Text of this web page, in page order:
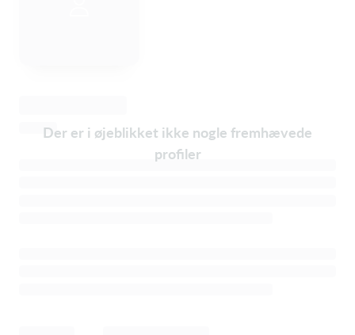
Der er i øjeblikket ikke nogle fremhævede
profiler